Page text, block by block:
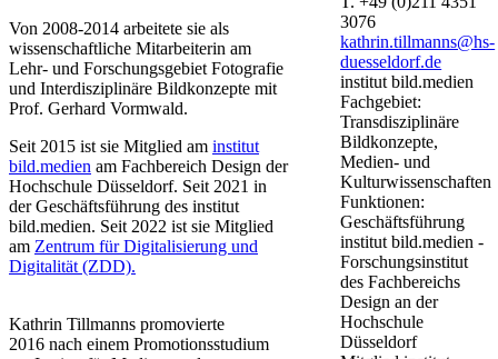
Von 2008-2014 arbeitete sie als
wissenschaftliche Mitarbeiterin am
Lehr- und Forschungsgebiet Fotografie
und Interdisziplinäre Bildkonzepte mit
Prof. Gerhard Vormw​ald.
Seit 2015 ist sie Mitglied am institut
bild.medien ​ am Fachbereich Design der
Hochschule Düsseldorf. Seit 2021 in
der Geschäftsführung des institut
bild.medien. Seit 2022 ist sie Mitglied
am Zentrum für Digitalisierung und
Digitalität (ZDD).
Kathrin Tillmanns promovierte
2016 nach einem Promotionsstudium
3076
kathrin.tillmanns@hs-
duesseldorf.de
institut bild.medien
Fachgebiet:
Transdisziplinäre
Bildkonzepte,
Medien- und
Kulturwissenschaften
Funktionen:
Geschäftsführung
institut bild.medien -
Forschungsinstitut
des Fachbereichs
Design an der
Hochschule
Düsseldorf